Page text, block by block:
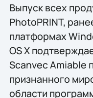
Выпуск всех
PhotoPRINT,
платформах
OS X
Scanvec Amiable
признанного
области